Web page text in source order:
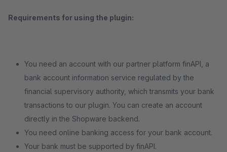
Requirements for using the plugin:
You need an account with our partner platform finAPI, a
bank account information service regulated by the
financial supervisory authority, which transmits your bank
transactions to our plugin. You can create an account
directly in the Shopware backend.
You need online banking access for your bank account.
Your bank must be supported by finAPI.